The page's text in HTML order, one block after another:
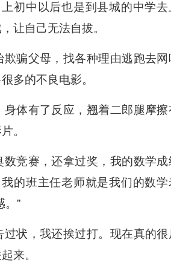
初中以后也是到县城的中学去
让自己无法自拔。
骗父母，找各种理由逃跑去网
多的不良电影。
体有了反应，翘着二郎腿摩擦
。
竞赛，还拿过奖，我的数学成
的班主任老师就是我们的数学
。”
状，我还挨过打。现在真的很
来。